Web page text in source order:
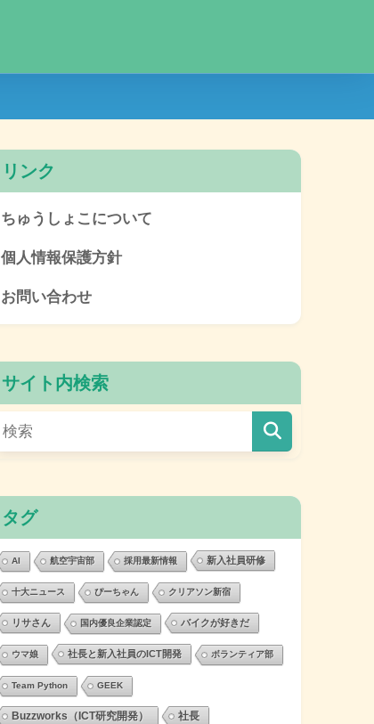
リンク
ちゅうしょこについて
個人情報保護方針
お問い合わせ
サイト内検索
タグ
AI 航空宇宙部 採用最新情報 新入社員研修
十大ニュース ぴーちゃん クリアソン新宿
リサさん 国内優良企業認定 バイクが好きだ
ウマ娘 社長と新入社員のICT開発 ボランティア部
Team Python GEEK
Buzzworks（ICT研究開発） 社長